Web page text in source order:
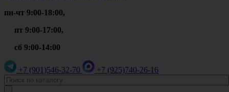
пн-чт 9:00-18:00,
пт 9:00-17:00,
сб 9:00-14:00
+7 (901)546-32-70 +7 (925)740-26-16